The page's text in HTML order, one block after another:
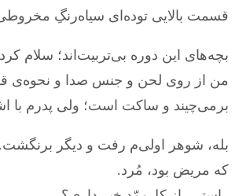
قسمت بالایی توده‌ای سیاه‌رنگِ
بچه‌های این دوره بی‌تربیت‌اند؛ سلام
برمی‌چیند و ساکت است؛ ولی پدرم با
بله، شوهر اولی‌م رفت و دیگر
که مریض بود، مُرد.